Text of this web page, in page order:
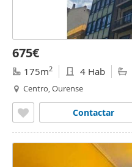
675€
175m2 4 Hab
Centro, Ourense
Contactar